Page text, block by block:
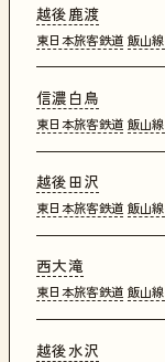
越後鹿渡
東日本旅客鉄道 飯山線
信濃白鳥
東日本旅客鉄道 飯山線
越後田沢
東日本旅客鉄道 飯山線
西大滝
東日本旅客鉄道 飯山線
越後水沢